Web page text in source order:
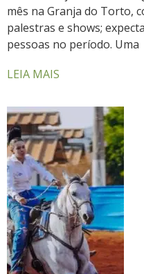
mês na Granja do Torto,
palestras e shows;
pessoas no período. Uma
LEIA MAIS